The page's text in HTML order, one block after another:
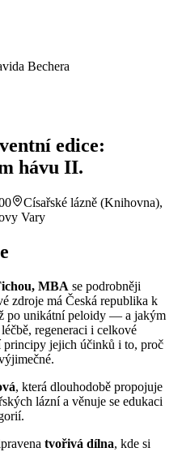
edice:
hávu II.
Císařské lázně (Knihovna),
Vary
MBA se podrobněji
zdroje má Česká republika k
po unikátní peloidy — a jakým
regeneraci i celkové
jejich účinků i to, proč
, která dlouhodobě propojuje
lázní a věnuje se edukaci
tvořivá dílna, kde si